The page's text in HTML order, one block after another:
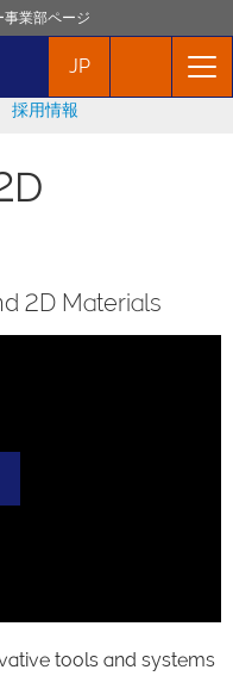
業部ページ
ストゥルメンツ
JP
採用情報
2D Materials
tools and systems